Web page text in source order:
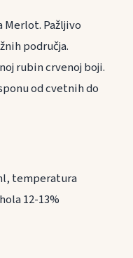
Merlot. Pažljivo
područja.
rubin crvenoj boji.
od cvetnih do
temperatura
12-13%